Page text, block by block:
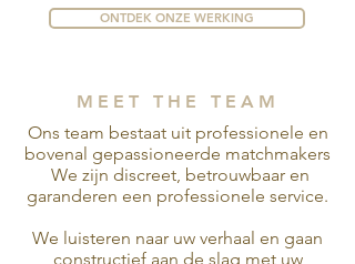
ONTDEK ONZE WERKING
MEET THE TEAM
Ons team bestaat uit professionele en
bovenal gepassioneerde matchmakers
We zijn discreet, betrouwbaar en
garanderen een professionele service.
We luisteren naar uw verhaal en gaan
constructief aan de slag met uw